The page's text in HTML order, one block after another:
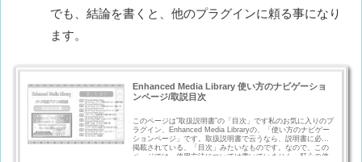
でも、結論を書くと、他のプラグインに頼る事になり
ます。
Enhanced Media Library 使い方のナビゲーショ
ンページ/取説目次
このページは”取扱説明書”の「目次」です私のお気に入りのプ
ラグイン、Enhanced Media Libraryの、「使い方のナビゲー
ションページ」です。取扱説明書で云うなら、説明書に必ず
掲載されている、「目次」みたいなものです。なので、この
ページでは、使用方法については書いていません。肝心の使